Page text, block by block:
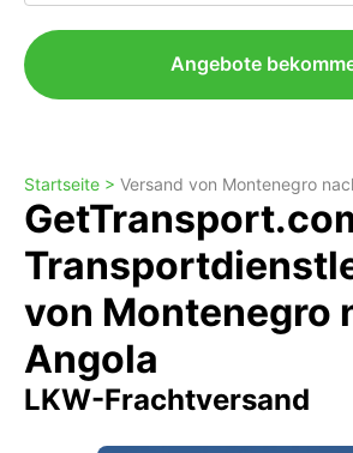
Angebote
Startseite > Versand von Montenegro
von Montenegro
Angola
LKW-Frachtversand